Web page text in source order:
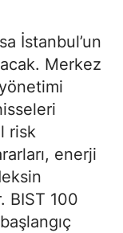
İstanbul’un
Merkez
risk
enerji
BIST 100